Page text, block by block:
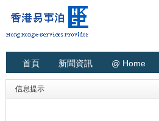
首頁 新聞資訊 @ Home
信息提示